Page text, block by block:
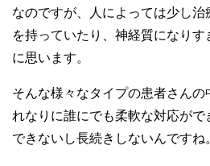
なのですが、人によっては少し治
を持っていたり、神経質になりす
に思います。
そんな様々なタイプの患者さん
れなりに誰にでも柔軟な対応が
できないし長続きしないんですね